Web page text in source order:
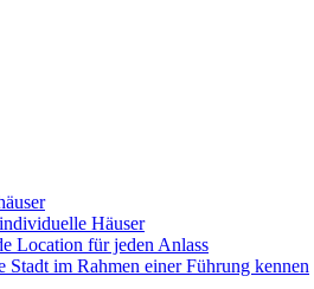
Häuser
Location für jeden Anlass
Stadt im Rahmen einer Führung kennen